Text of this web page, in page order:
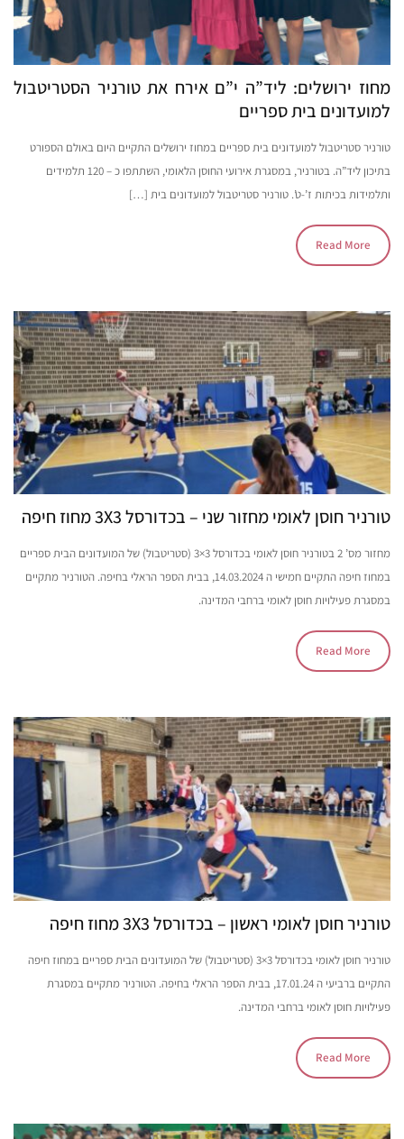
מחוז ירושלים: ליד”ה י”ם אירח את טורניר הסטריטבול
למועדונים בית ספריים
טורניר סטריטבול למועדונים בית ספריים במחוז ירושלים התקיים היום באולם הספורט
בתיכון ליד”ה. בטורניר, במסגרת אירועי החוסן הלאומי, השתתפו כ – 120 תלמידים
ותלמידות בכיתות ז’-ט’. טורניר סטריטבול למועדונים בית […]
Read More
טורניר חוסן לאומי מחזור שני – בכדורסל 3X3 מחוז חיפה
מחזור מס’ 2 בטורניר חוסן לאומי בכדורסל 3×3 (סטריטבול) של המועדונים הבית ספריים
במחוז חיפה התקיים חמישי ה 14.03.2024, בבית הספר הראלי בחיפה. הטורניר מתקיים
במסגרת פעילויות חוסן לאומי ברחבי המדינה.
Read More
טורניר חוסן לאומי ראשון – בכדורסל 3X3 מחוז חיפה
טורניר חוסן לאומי בכדורסל 3×3 (סטריטבול) של המועדונים הבית ספריים במחוז חיפה
התקיים ברביעי ה 17.01.24, בבית הספר הראלי בחיפה. הטורניר מתקיים במסגרת
פעילויות חוסן לאומי ברחבי המדינה.
Read More